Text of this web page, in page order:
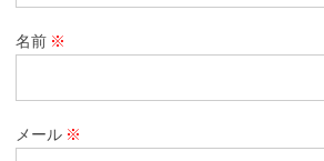
名前 ※
メール ※